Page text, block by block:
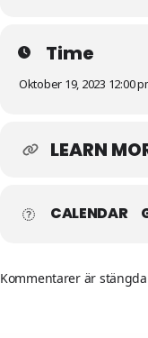
Time
Oktober 19, 2023 12:00
LEARN
CALENDAR
Kommentarer är